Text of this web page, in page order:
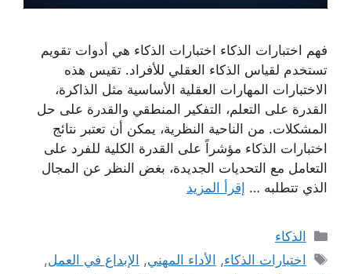
فهم اختبارات الذكاء اختبارات الذكاء هي أدوات تقويم
تستخدم لقياس الذكاء العقلي للأفراد. تقيس هذه
الاختبارات المهارات العقلية الأساسية مثل الذاكرة،
القدرة على التعلم، التفكير المنطقي والقدرة على حل
المشكلات. من الناحية النظرية، يمكن أن تعتبر نتائج
اختبارات الذكاء مؤشراً على القدرة الكلية للفرد على
التعامل مع التحديات الجديدة، بغض النظر عن المجال
الذي تتطلبه … إقرأ المزيد
التصنيفات
الذكاء
الوسوم
اختبارات الذكاء, الأداء المهني, الإبداع في العمل,